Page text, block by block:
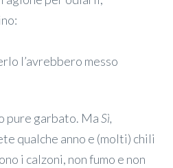
l’avrebbero messo
pure garbato. MaSì,
qualche anno e (molti) chili
i calzoni, non fumo e non